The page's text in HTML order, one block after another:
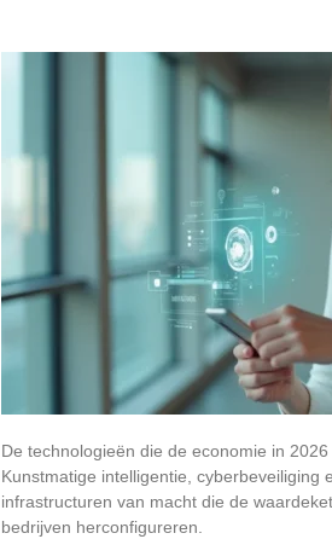
De technologieën die de economie in
Kunstmatige intelligentie, cyberbeveiliging
infrastructuren van macht die de
bedrijven herconfigureren.